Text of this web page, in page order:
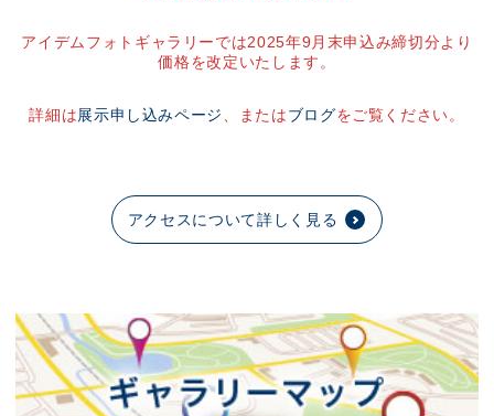
アイデムフォトギャラリーでは2025年9月末申込み締切分より
価格を改定いたします。
詳細は展示申し込みページ、またはブログをご覧ください。
アクセスについて詳しく見る